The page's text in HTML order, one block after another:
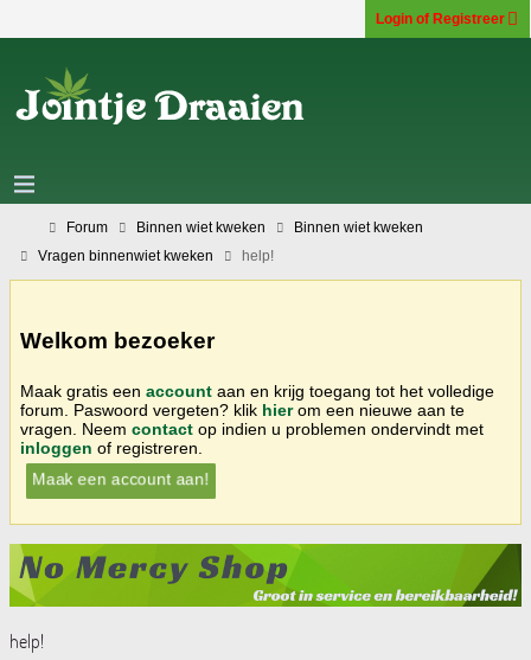
Login of Registreer
Forum Binnen wiet kweken
Binnen wiet kweken
Vragen binnenwiet kweken
help!
Welkom bezoeker
Maak gratis een account aan en krijg toegang tot het volledige
forum. Paswoord vergeten? klik hierom een nieuwe aan te
vragen. Neem contact op indien u problemen ondervindt met
inloggen of registreren.
Maak een account aan!
help!